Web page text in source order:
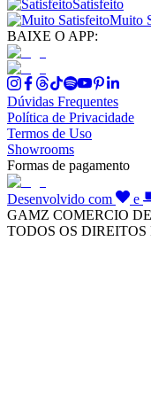
Satisfeito
Muito
BAIXE O APP:
Dúvidas Frequentes
Política de Privacidade
Termos de Uso
Showrooms
Formas de pagamento
Desenvolvido com e
GAMZ COMERCIO
TODOS OS DIREITOS